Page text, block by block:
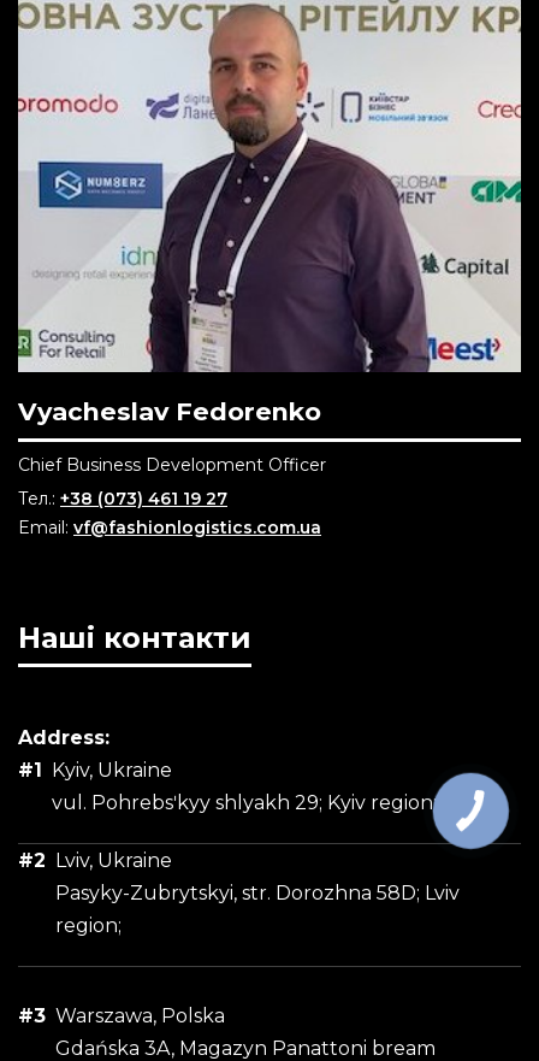
вулиця
Vyacheslav Fedorenko
Chief Business Development Officer
Тел.: +38 (073) 461 19 27
Email: vf@fashionlogistics.com.ua
Наші контакти
Address:
#1 Kyiv, Ukraine
vul. Pohrebsʹkyy shlyakh 29; Kyiv region;
#2 Lviv, Ukraine
Pasyky-Zubrytskyi, str. Dorozhna 58D; Lviv
region;
#3 Warszawa, Polska
Gdańska 3A, Magazyn Panattoni bream